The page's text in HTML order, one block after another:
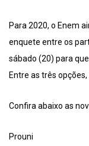
Para 2020, o Enem
enquete entre os
sábado (20) para
Entre as três opções,
Confira abaixo as
Prouni